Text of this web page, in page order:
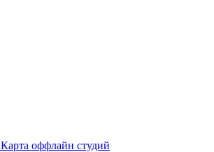
Карта оффлайн студий